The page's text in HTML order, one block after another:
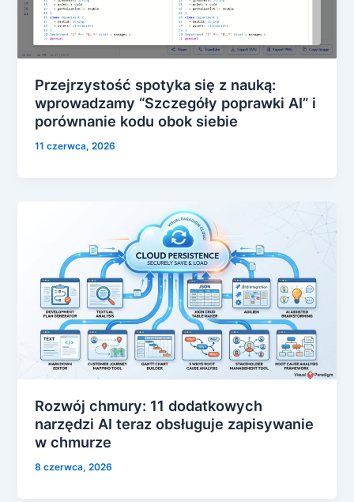
Przejrzystość spotyka się z nauką:
wprowadzamy “Szczegóły poprawki AI” i
porównanie kodu obok siebie
11 czerwca, 2026
Rozwój chmury: 11 dodatkowych
narzędzi AI teraz obsługuje zapisywanie
w chmurze
8 czerwca, 2026